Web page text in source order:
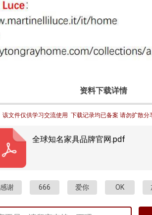
资料下载详情
该文件仅供学习交流使用  下载记录均已备案 请勿扩散分
全球知名家具品牌官网.pdf
感谢 666 爱你 OK